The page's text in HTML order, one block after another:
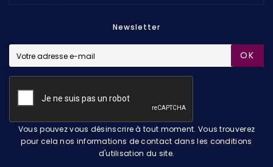
Newsletter
OK
Vous pouvez vous désinscrire à tout moment. Vous trouverez
pour cela nos informations de contact dans les conditions
d'utilisation du site.